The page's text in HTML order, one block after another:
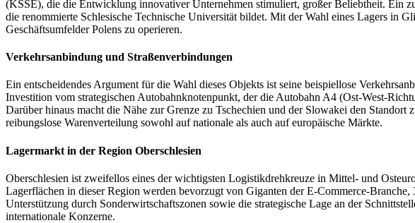
(KSSE), die die Entwicklung innovativer Unternehmen stimuliert, großer Beliebtheit. Ein
die renommierte Schlesische Technische Universität bildet. Mit der Wahl eines Lagers in
Geschäftsumfelder Polens zu operieren.
Verkehrsanbindung und Straßenverbindungen
Ein entscheidendes Argument für die Wahl dieses Objekts ist seine beispiellose
Investition vom strategischen Autobahnknotenpunkt, der die Autobahn A4 (Ost-West-
Darüber hinaus macht die Nähe zur Grenze zu Tschechien und der Slowakei den
reibungslose Warenverteilung sowohl auf nationale als auch auf europäische Märkte.
Lagermarkt in der Region Oberschlesien
Oberschlesien ist zweifellos eines der wichtigsten Logistikdrehkreuze in Mittel- und
Lagerflächen in dieser Region werden bevorzugt von Giganten der E-Commerce-
Unterstützung durch Sonderwirtschaftszonen sowie die strategische Lage an der
internationale Konzerne.